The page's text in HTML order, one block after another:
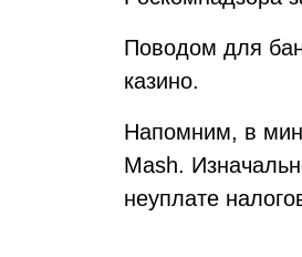
Поводом для
казино.
Напомним, в
Mash.
неуплате